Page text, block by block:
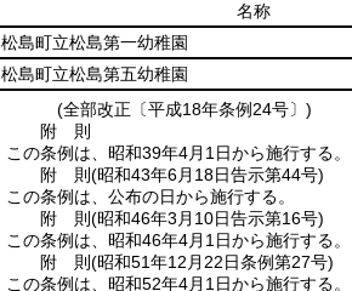
名称
松島町立松島第一幼稚園
松島町立松島第五幼稚園
(全部改正〔平成18年条例24号〕)
附 則
この条例は、昭和39年4月1日から施行する。
附 則(昭和43年6月18日告示第44号)
この条例は、公布の日から施行する。
附 則(昭和46年3月10日告示第16号)
この条例は、昭和46年4月1日から施行する。
附 則(昭和51年12月22日条例第27号)
この条例は、昭和52年4月1日から施行する。